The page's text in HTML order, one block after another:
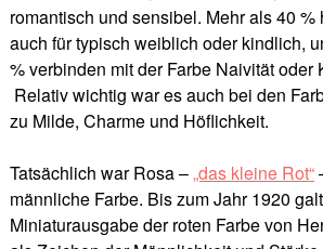
romantisch und sensibel. Mehr als 40
auch für typisch weiblich oder kindlich,
% verbinden mit der Farbe Naivität oder
Relativ wichtig war es auch bei den
zu Milde, Charme und Höflichkeit.
Tatsächlich war Rosa –„das kleine Rot“
männliche Farbe. Bis zum Jahr 1920
Miniaturausgabe der roten Farbe von